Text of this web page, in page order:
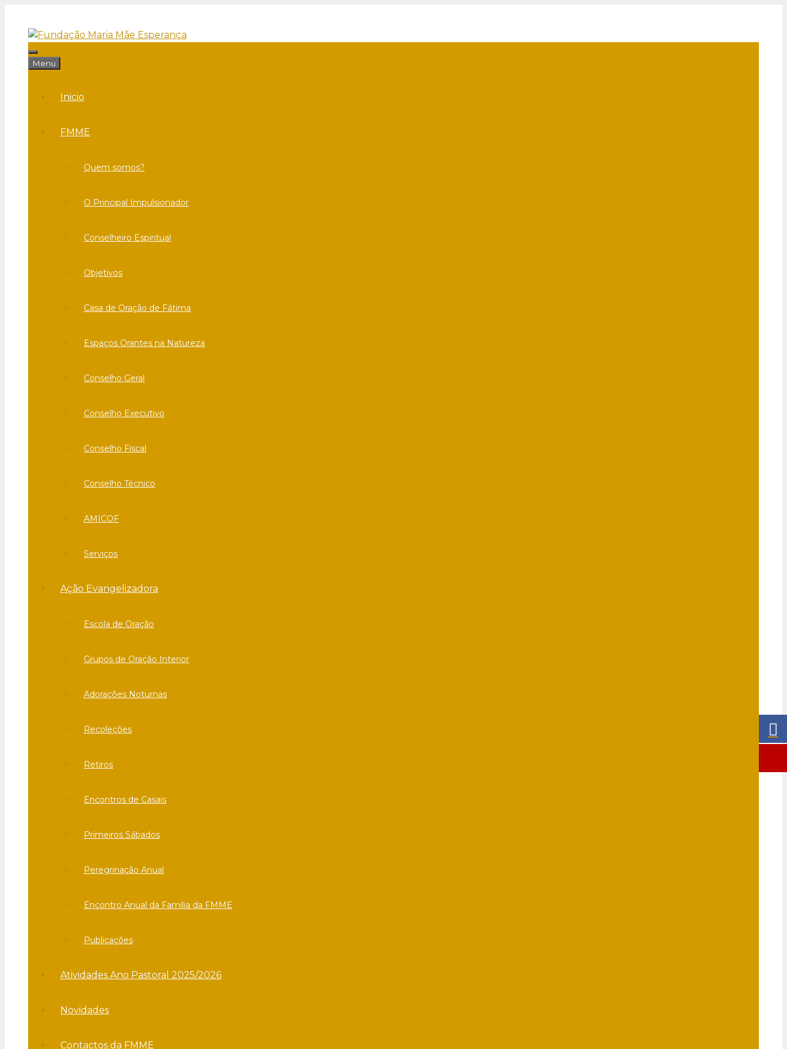
conteúdo
Menu
Menu
Inicio
FMME
Quem somos?
O Principal Impulsionador
Conselheiro Espiritual
Objetivos
Casa de Oração de Fátima
Espaços Orantes na Natureza
Conselho Geral
Conselho Executivo
Conselho Fiscal
Conselho Técnico
AMICOF
Serviços
Ação Evangelizadora
Escola de Oração
Grupos de Oração Interior
Adorações Noturnas
Recoleções
Retiros
Encontros de Casais
Primeiros Sábados
Peregrinação Anual
Encontro Anual da Família da FMME
Publicações
Atividades Ano Pastoral 2025/2026
Novidades
Contactos da FMME